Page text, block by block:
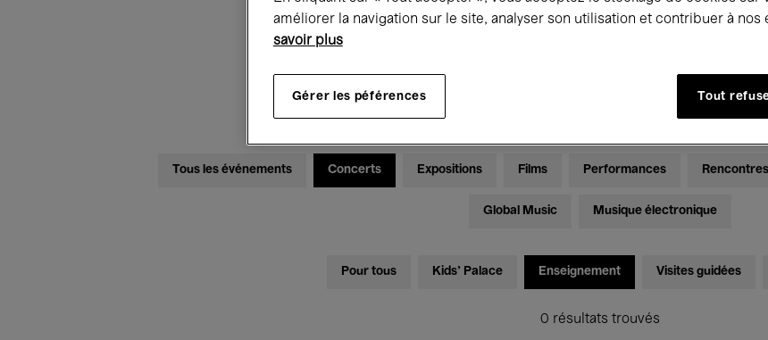
Lundi 11 Mai 2026
Tous les événements Concerts Expositions Films Performances
Global Music Musique électronique
Pour tous Kids’ Palace Enseignement Visites guidées
0 résultats trouvés
améliorer la navigation sur le site, analyser son utilisation et contribuer à nos
savoir plus
Gérer les péférences Tout